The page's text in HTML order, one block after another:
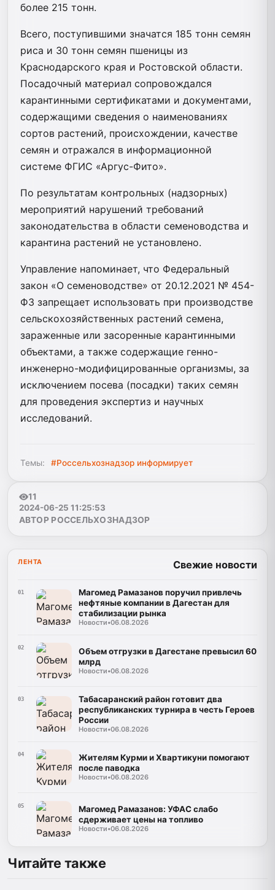
более 215 тонн.
Всего, поступившими значатся 185 тонн семян
риса и 30 тонн семян пшеницы из
Краснодарского края и Ростовской области.
Посадочный материал сопровождался
карантинными сертификатами и документами,
содержащими сведения о наименованиях
сортов растений, происхождении, качестве
семян и отражался в информационной
системе ФГИС «Аргус-Фито».
По результатам контрольных (надзорных)
мероприятий нарушений требований
законодательства в области семеноводства и
карантина растений не установлено.
Управление напоминает, что Федеральный
закон «О семеноводстве» от 20.12.2021 № 454-
ФЗ запрещает использовать при производстве
сельскохозяйственных растений семена,
зараженные или засоренные карантинными
объектами, а также содержащие генно-
инженерно-модифицированные организмы, за
исключением посева (посадки) таких семян
для проведения экспертиз и научных
исследований.
Темы: #Россельхознадзор информирует
11
2024-06-25 11:25:53
АВТОР РОССЕЛЬХОЗНАДЗОР
ЛЕНТА Свежие новости
01
Магомед Рамазанов поручил привлечь
нефтяные компании в Дагестан для
стабилизации рынка
Новости•06.08.2026
02
Объем отгрузки в Дагестане превысил 60
млрд
Новости•06.08.2026
03
Табасаранский район готовит два
республиканских турнира в честь Героев
России
Новости•06.08.2026
04
Жителям Курми и Хвартикуни помогают
после паводка
Новости•06.08.2026
05
Магомед Рамазанов: УФАС слабо
сдерживает цены на топливо
Новости•06.08.2026
Читайте также